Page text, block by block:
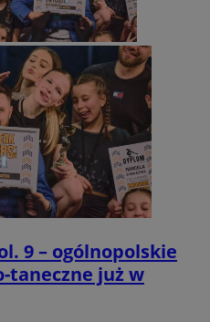
9 – ogólnopolskie
taneczne już w